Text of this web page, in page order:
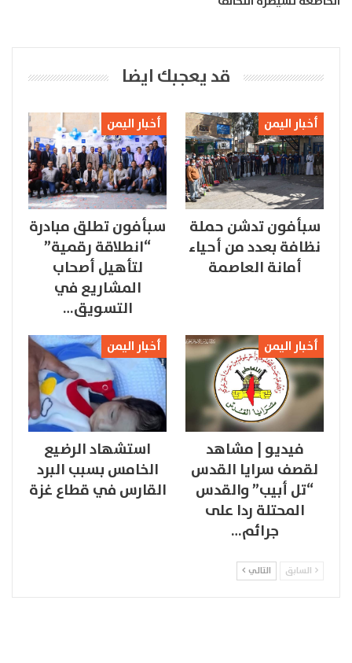
قد يعجبك ايضا
أخبار اليمن
سبأفون تدشن حملة
نظافة بعدد من أحياء
أمانة العاصمة
أخبار اليمن
سبأفون تطلق مبادرة
“انطلاقة رقمية”
لتأهيل أصحاب
المشاريع في
التسويق…
أخبار اليمن
فيديو | مشاهد
لقصف سرايا القدس
“تل أبيب” والقدس
المحتلة ردا على
جرائم…
أخبار اليمن
استشهاد الرضيع
الخامس بسبب البرد
القارس في قطاع غزة
السابق التالي